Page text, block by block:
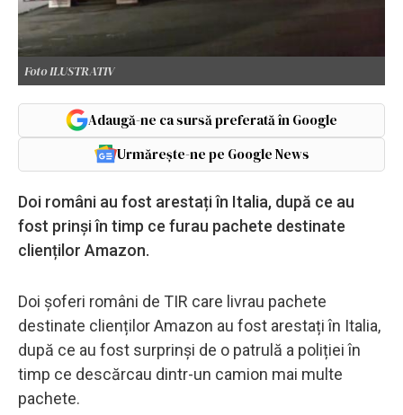
Foto ILUSTRATIV
Adaugă-ne ca sursă preferată în Google
Urmărește-ne pe Google News
Doi români au fost arestați în Italia, după ce au
fost prinși în timp ce furau pachete destinate
clienților Amazon.
Doi șoferi români de TIR care livrau pachete
destinate clienților Amazon au fost arestați în Italia,
după ce au fost surprinși de o patrulă a poliției în
timp ce descărcau dintr-un camion mai multe
pachete.